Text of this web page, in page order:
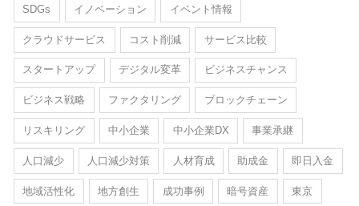
SDGs イノベーション イベント情報
クラウドサービス コスト削減 サービス比較
スタートアップ デジタル変革 ビジネスチャンス
ビジネス戦略 ファクタリング ブロックチェーン
リスキリング 中小企業 中小企業DX 事業承継
人口減少 人口減少対策 人材育成 助成金 即日入金
地域活性化 地方創生 成功事例 暗号資産 東京